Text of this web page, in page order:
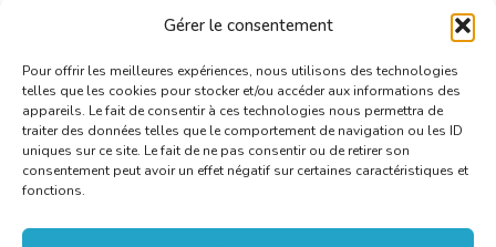
Gérer le consentement
Pour offrir les meilleures expériences, nous utilisons des technologies
telles que les cookies pour stocker et/ou accéder aux informations des
appareils. Le fait de consentir à ces technologies nous permettra de
traiter des données telles que le comportement de navigation ou les ID
uniques sur ce site. Le fait de ne pas consentir ou de retirer son
consentement peut avoir un effet négatif sur certaines caractéristiques et
fonctions.